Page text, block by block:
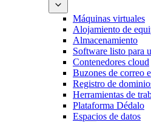
Máquinas virtuales
Alojamiento de
Almacenamiento
Software listo para
Contenedores cloud
Buzones de correo
Registro de
Herramientas de
Plataforma Dédalo
Espacios de datos